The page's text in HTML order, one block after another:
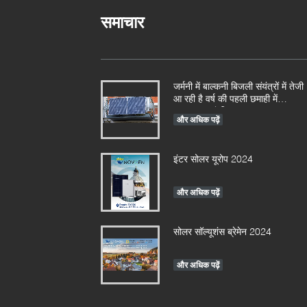
समाचार
जर्मनी में बाल्कनी बिजली संयंत्रों में तेजी
आ रही है वर्ष की पहली छमाही में
152,000 पंजीकरण
और अधिक पढ़ें
इंटर सोलर यूरोप 2024
और अधिक पढ़ें
सोलर सॉल्यूशंस ब्रेमेन 2024
और अधिक पढ़ें